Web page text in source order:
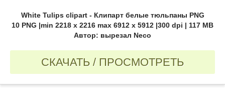
White Tulips clipart - Клипарт белые тюльпаны PNG
10 PNG |min 2218 x 2216 max 6912 x 5912 |300 dpi | 117 MB
Автор: вырезал Neco
СКАЧАТЬ / ПРОСМОТРЕТЬ